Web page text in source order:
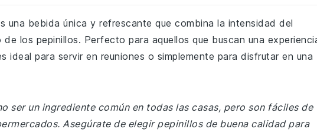
una bebida única y refrescante que combina la intensidad del
los pepinillos. Perfecto para aquellos que buscan una
para servir en reuniones o simplemente para disfrutar en una
ser un ingrediente común en todas las casas, pero son fáciles de
Asegúrate de elegir pepinillos de buena calidad para